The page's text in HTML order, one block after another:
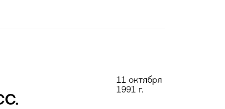
11 октября
1991 г.